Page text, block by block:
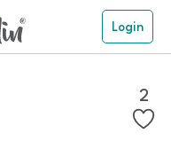
Login
2